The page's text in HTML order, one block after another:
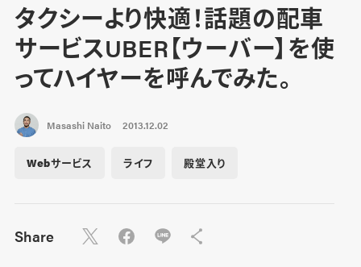
タクシーより快適！話題の配車
サービスUBER【ウーバー】を使
ってハイヤーを呼んでみた。
Masashi Naito 2013.12.02
Webサービス ライフ 殿堂入り
Share